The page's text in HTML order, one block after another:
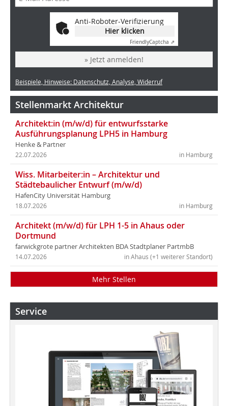
Anti-Roboter-Verifizierung
Hier klicken
FriendlyCaptcha ⇗
» Jetzt anmelden!
Beispiele, Hinweise: Datenschutz, Analyse, Widerruf
Stellenmarkt Architektur
Architekt:in (m/w/d) für entwurfsstarke
Ausführungsplanung LPH5 in Hamburg
Henke & Partner
in Hamburg
22.07.2026
Wiss. Mitarbeiter:in – Architektur und
Städtebaulicher Entwurf (m/w/d)
HafenCity Universität Hamburg
in Hamburg
18.07.2026
Architekt (m/w/d) für LPH 1-5 in Ahaus oder
Dortmund
farwickgrote partner Architekten BDA Stadtplaner PartmbB
in Ahaus (+1 weiterer Standort)
14.07.2026
Mehr Stellen
Service